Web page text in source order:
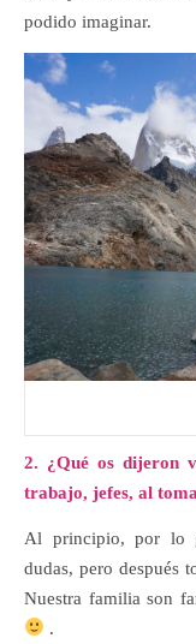
podido imaginar.
2. ¿Qué os dijeron
trabajo, jefes, al
Al principio, por lo
dudas, pero después
Nuestra familia son
.